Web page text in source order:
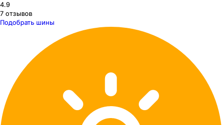
4.9
7 отзывов
Подобрать шины